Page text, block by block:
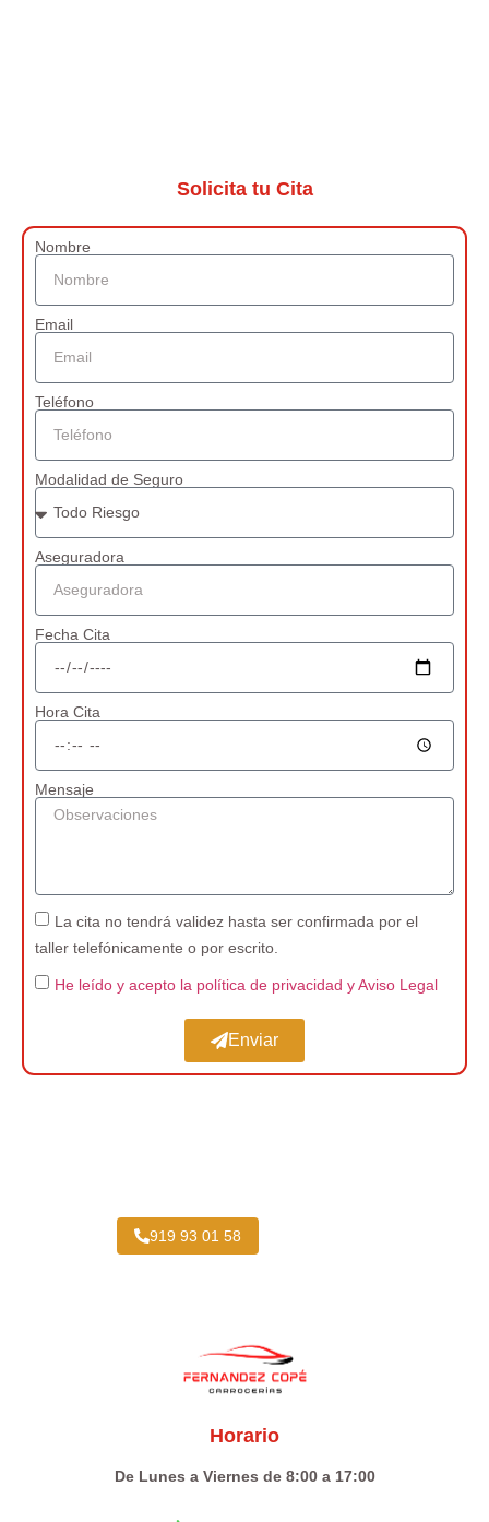
Solicita tu Cita
Nombre
Email
Teléfono
Modalidad de Seguro
Aseguradora
Fecha Cita
Hora Cita
Mensaje
La cita no tendrá validez hasta ser confirmada por el
taller telefónicamente o por escrito.
He leído y acepto la política de privacidad y Aviso Legal
Enviar
919 93 01 58
Horario
De Lunes a Viernes de 8:00 a 17:00